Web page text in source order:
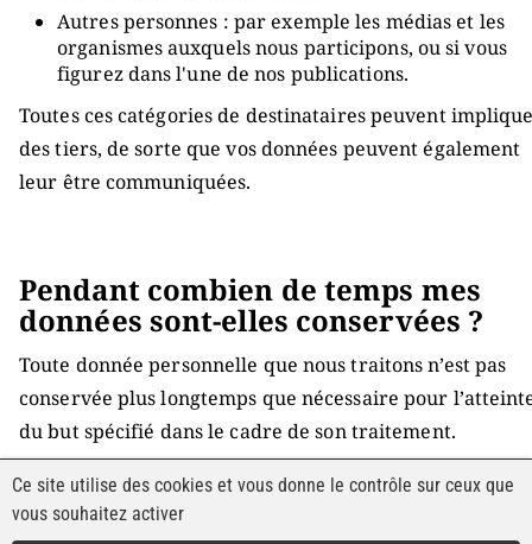
Autres personnes : par exemple les médias et les
organismes auxquels nous participons, ou si vous
figurez dans l'une de nos publications.
Toutes ces catégories de destinataires peuvent
des tiers, de sorte que vos données peuvent également
leur être communiquées.
Pendant combien de temps mes
données sont-elles conservées ?
Toute donnée personnelle que nous traitons n’est pas
conservée plus longtemps que nécessaire pour
du but spécifié dans le cadre de son traitement.
En ce qui concerne les données issues de la navigation
notre site, elles sont conservées.
Ce site utilise des cookies et vous donne le contrôle sur ceux que
vous souhaitez activer